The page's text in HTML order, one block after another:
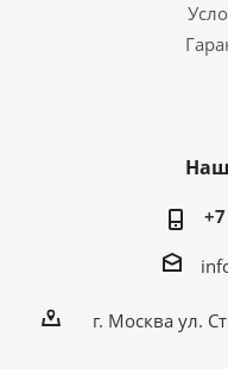
г. Москва ул.